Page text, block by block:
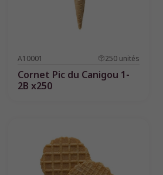
A10001 250 unités
Cornet Pic du Canigou 1-
2B x250